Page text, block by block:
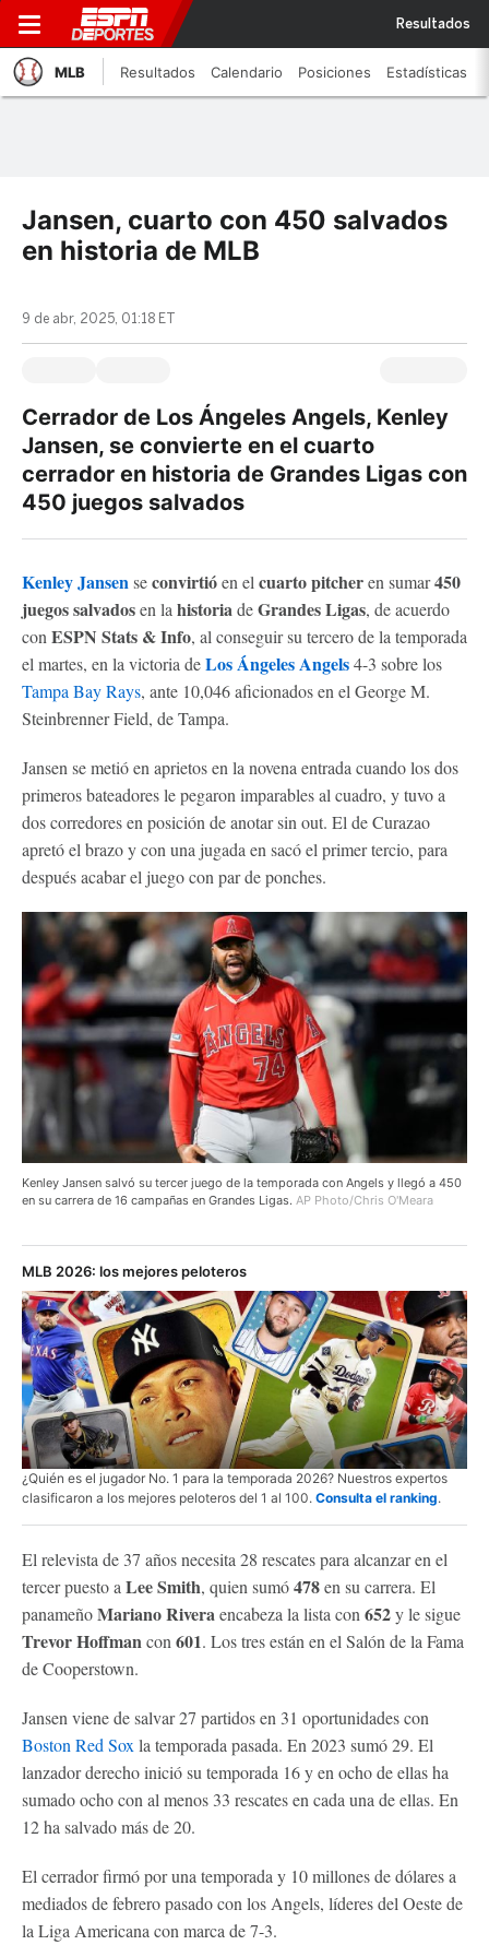
Resultados
MLB Resultados Calendario Posiciones Estadísticas
Jansen, cuarto con 450 salvados
en historia de MLB
9 de abr, 2025, 01:18 ET
Cerrador de Los Ángeles Angels, Kenley
Jansen, se convierte en el cuarto
cerrador en historia de Grandes Ligas con
450 juegos salvados
Kenley Jansenseconvirtióen el cuarto pitcheren sumar450
juegos salvadosen la historiadeGrandes Ligas, de acuerdo
con ESPN Stats & Info, al conseguir su tercero de la temporada
el martes, en la victoria deLos Ángeles Angels4-3 sobre los
Tampa Bay Rays, ante 10,046 aficionados en el George M.
Steinbrenner Field, de Tampa.
Jansen se metió en aprietos en la novena entrada cuando los dos
primeros bateadores le pegaron imparables al cuadro, y tuvo a
dos corredores en posición de anotar sin out. El de Curazao
apretó el brazo y con una jugada en sacó el primer tercio, para
después acabar el juego con par de ponches.
Kenley Jansen salvó su tercer juego de la temporada con Angels y llegó a 450
en su carrera de 16 campañas en Grandes Ligas. AP Photo/Chris O'Meara
MLB 2026: los mejores peloteros
¿Quién es el jugador No. 1 para la temporada 2026? Nuestros expertos
clasificaron a los mejores peloteros del 1 al 100. Consulta el ranking.
El relevista de 37 años necesita 28 rescates para alcanzar en el
tercer puesto a Lee Smith, quien sumó478en su carrera. El
panameñoMariano Riveraencabeza la lista con 652y le sigue
Trevor Hoffmancon 601. Los tres están en el Salón de la Fama
de Cooperstown.
Jansen viene de salvar 27 partidos en 31 oportunidades con
Boston Red Sox la temporada pasada. En 2023 sumó 29. El
lanzador derecho inició su temporada 16 y en ocho de ellas ha
sumado ocho con al menos 33 rescates en cada una de ellas. En
12 ha salvado más de 20.
El cerrador firmó por una temporada y 10 millones de dólares a
mediados de febrero pasado con los Angels, líderes del Oeste de
la Liga Americana con marca de 7-3.